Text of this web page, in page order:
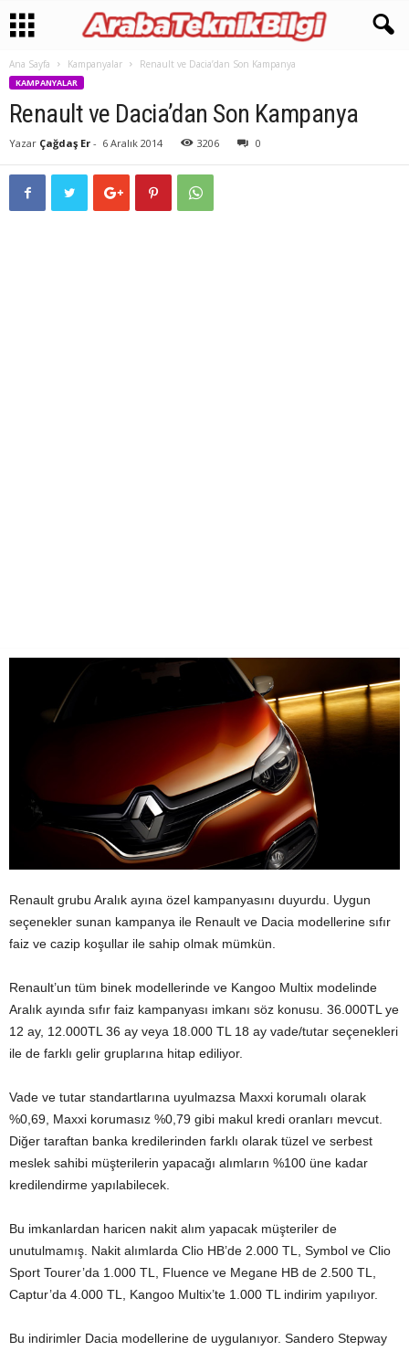
Ana Sayfa Kampanyalar Renault ve Dacia’dan Son Kampanya
KAMPANYALAR
Renault ve Dacia’dan Son Kampanya
Yazar Çağdaş Er - 6 Aralık 2014 3206 0
Renault grubu Aralık ayına özel kampanyasını duyurdu. Uygun
seçenekler sunan kampanya ile Renault ve Dacia modellerine sıfır
faiz ve cazip koşullar ile sahip olmak mümkün.
Renault’un tüm binek modellerinde ve Kangoo Multix modelinde
Aralık ayında sıfır faiz kampanyası imkanı söz konusu. 36.000TL ye
12 ay, 12.000TL 36 ay veya 18.000 TL 18 ay vade/tutar seçenekleri
ile de farklı gelir gruplarına hitap ediliyor.
Vade ve tutar standartlarına uyulmazsa Maxxi korumalı olarak
%0,69, Maxxi korumasız %0,79 gibi makul kredi oranları mevcut.
Diğer taraftan banka kredilerinden farklı olarak tüzel ve serbest
meslek sahibi müşterilerin yapacağı alımların %100 üne kadar
kredilendirme yapılabilecek.
Bu imkanlardan haricen nakit alım yapacak müşteriler de
unutulmamış. Nakit alımlarda Clio HB’de 2.000 TL, Symbol ve Clio
Sport Tourer’da 1.000 TL, Fluence ve Megane HB de 2.500 TL,
Captur’da 4.000 TL, Kangoo Multix’te 1.000 TL indirim yapılıyor.
Bu indirimler Dacia modellerine de uygulanıyor. Sandero Stepway